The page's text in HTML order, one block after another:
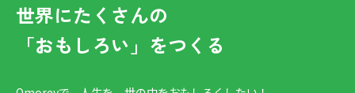
世界にたくさんの
「おもしろい」をつくる